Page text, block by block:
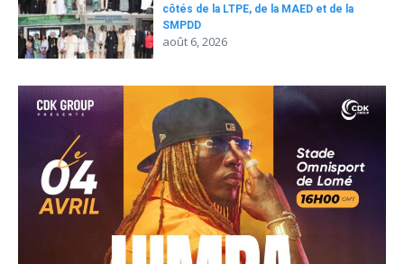
côtés de la LTPE, de la MAED et de la
SMPDD
août 6, 2026